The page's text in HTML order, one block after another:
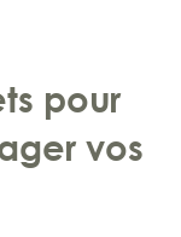
pour
vos